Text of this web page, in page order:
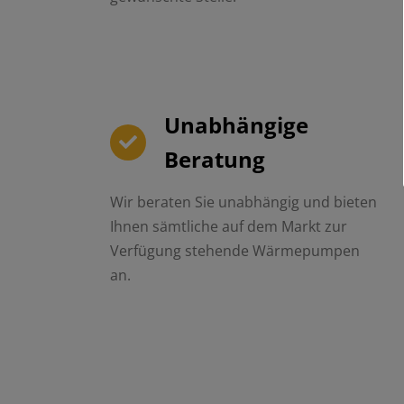
Unabhängige
Beratung
Wir beraten Sie unabhängig und bieten
Ihnen sämtliche auf dem Markt zur
Verfügung stehende Wärmepumpen
an.